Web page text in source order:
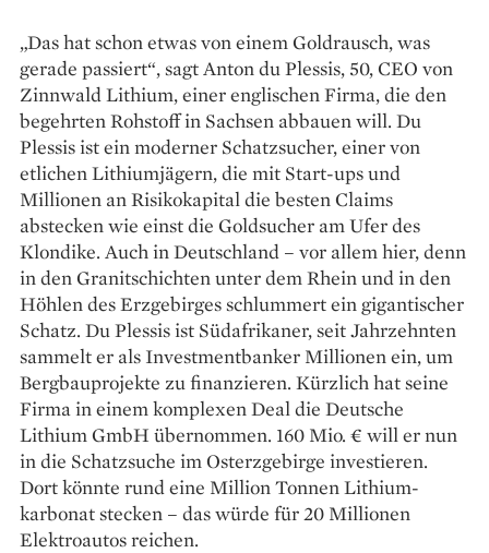
„Das hat schon etwas von einem Goldrausch, was
gerade passiert“, sagt Anton du Plessis, 50, CEO von
Zinnwald Lithium, einer englischen Firma, die den
begehrten Rohstoff in Sachsen abbauen will. Du
Plessis ist ein moderner Schatzsucher, einer von
etlichen Lithiumjägern, die mit Start-ups und
Millionen an Risikokapital die besten Claims
abstecken wie einst die Goldsucher am Ufer des
Klondike. Auch in Deutschland – vor allem hier, denn
in den Granitschichten unter dem Rhein und in den
Höhlen des Erzgebirges schlummert ein gigantischer
Schatz. Du Plessis ist Südafrikaner, seit Jahrzehnten
sammelt er als Investmentbanker Millionen ein, um
Bergbau­projekte zu finanzieren. Kürzlich hat seine
Firma in einem komplexen Deal die Deutsche
Lithium GmbH übernommen. 160 Mio. € will er nun
in die Schatzsuche im Osterzgebirge investieren.
Dort könnte rund eine Million Tonnen Lithium­
karbonat stecken – das würde für 20 Millionen
Elektroautos reichen.